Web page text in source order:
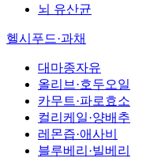
뇌 유산균
헬시푸드·과채
대마종자유
올리브·호두오일
카무트·파로효소
컬리케일·양배추
레몬즙·애사비
블루베리·빌베리